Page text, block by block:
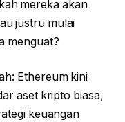
mereka akan
justru mulai
menguat?
Ethereum kini
aset kripto biasa,
keuangan